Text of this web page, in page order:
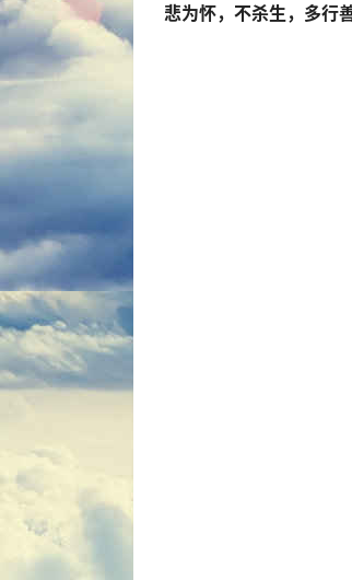
悲为怀，不杀生，多行